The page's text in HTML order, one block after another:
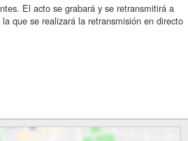
El acto se grabará y se retransmitirá a
que se realizará la retransmisión en directo